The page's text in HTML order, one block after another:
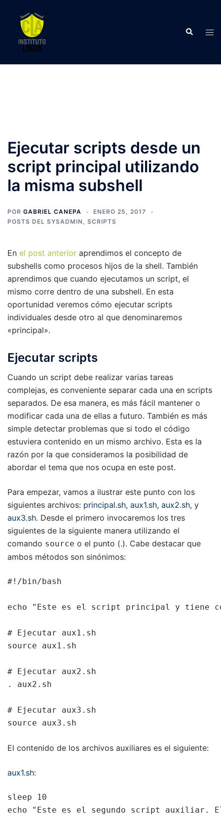
contenido
Buscar
Ejecutar scripts desde un
script principal utilizando
la misma subshell
POR GABRIEL CANEPA
ENERO 25, 2017
POSTS DEL SYSADMIN , SCRIPTS
En el post anterior aprendimos el concepto de
subshells como procesos hijos de la shell. También
aprendimos que cuando ejecutamos un script, el
mismo corre dentro de una subshell. En esta
oportunidad veremos cómo ejecutar scripts
individuales desde otro al que denominaremos
«principal».
Ejecutar scripts
Cuando un script debe realizar varias tareas
complejas, es conveniente separar cada una en scripts
separados. De esa manera, es más fácil mantener o
modificar cada una de ellas a futuro. También es más
simple detectar problemas que si todo el código
estuviera contenido en un mismo archivo. Esta es la
razón por la que consideramos la posibilidad de
abordar el tema que nos ocupa en este post.
Para empezar, vamos a ilustrar este punto con los
siguientes archivos: principal.sh, aux1.sh, aux2.sh, y
aux3.sh. Desde el primero invocaremos los tres
siguientes de la siguiente manera utilizando el
comando source o el punto (.). Cabe destacar que
ambos métodos son sinónimos:
#!/bin/bash
echo "Este es el script principal y tiene
# Ejecutar aux1.sh
source aux1.sh
# Ejecutar aux2.sh
. aux2.sh
# Ejecutar aux3.sh
source aux3.sh
El contenido de los archivos auxiliares es el siguiente:
aux1.sh:
sleep 10
echo "Este es el segundo script auxiliar.